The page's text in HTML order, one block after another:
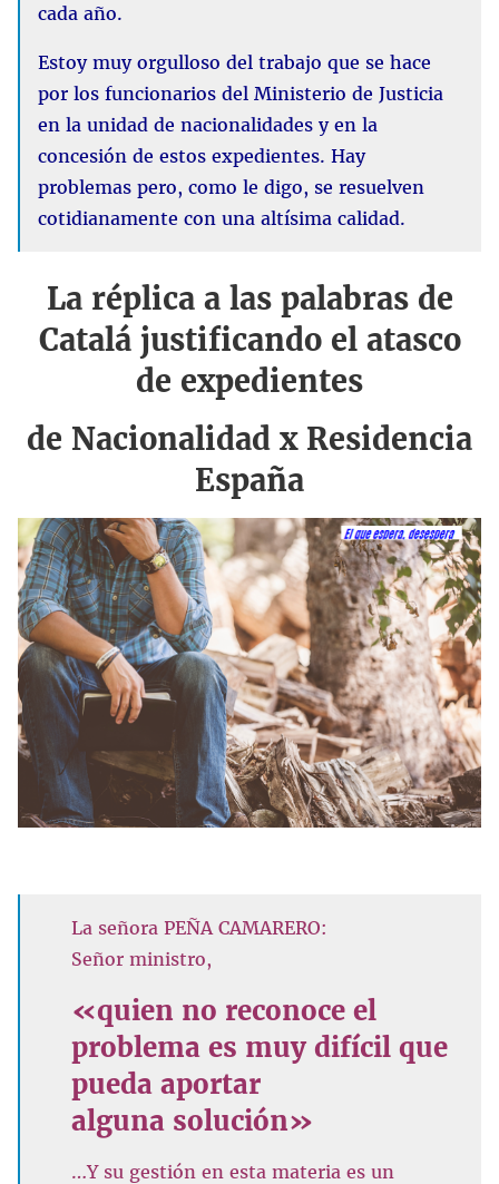
cada año.
Estoy muy orgulloso del trabajo que se hace
por los funcionarios del Ministerio de Justicia
en la unidad de nacionalidades y en la
concesión de estos expedientes. Hay
problemas pero, como le digo, se resuelven
cotidianamente con una altísima calidad.
La réplica a las palabras de
Catalá justificando el atasco
de expedientes
de Nacionalidad x Residencia
España
La señora PEÑA CAMARERO:
Señor ministro,
«quien no reconoce el
problema es muy difícil que
pueda aportar
alguna solución»
…Y su gestión en esta materia es un